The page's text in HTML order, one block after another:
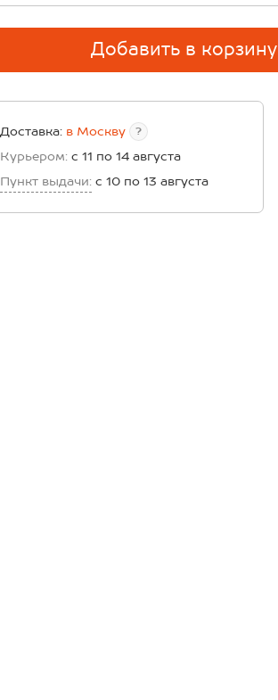
Добавить в корзину
Доставка: в Москву ?
Курьером: с 11 по 14 августа
Пункт выдачи: с 10 по 13 августа